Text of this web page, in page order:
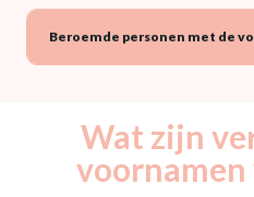
Beroemde personen met de
Wat zijn
voornamen